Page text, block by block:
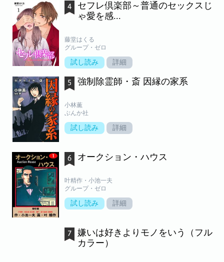
セフレ倶楽部～普通のセックスじ
ゃ愛を感...
藤堂はくる
グループ・ゼロ
試し読み 詳細
強制除霊師・斎 因縁の家系
小林薫
ぶんか社
試し読み 詳細
オークション・ハウス
叶精作・小池一夫
グループ・ゼロ
試し読み 詳細
嫌いは好きよりモノをいう（フル
カラー）